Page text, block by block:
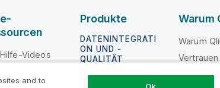
Videos
Produkte
DATENINTEGRATI
ON UND -
QUALITÄT
Warum
Warum
Vertrauen
and to